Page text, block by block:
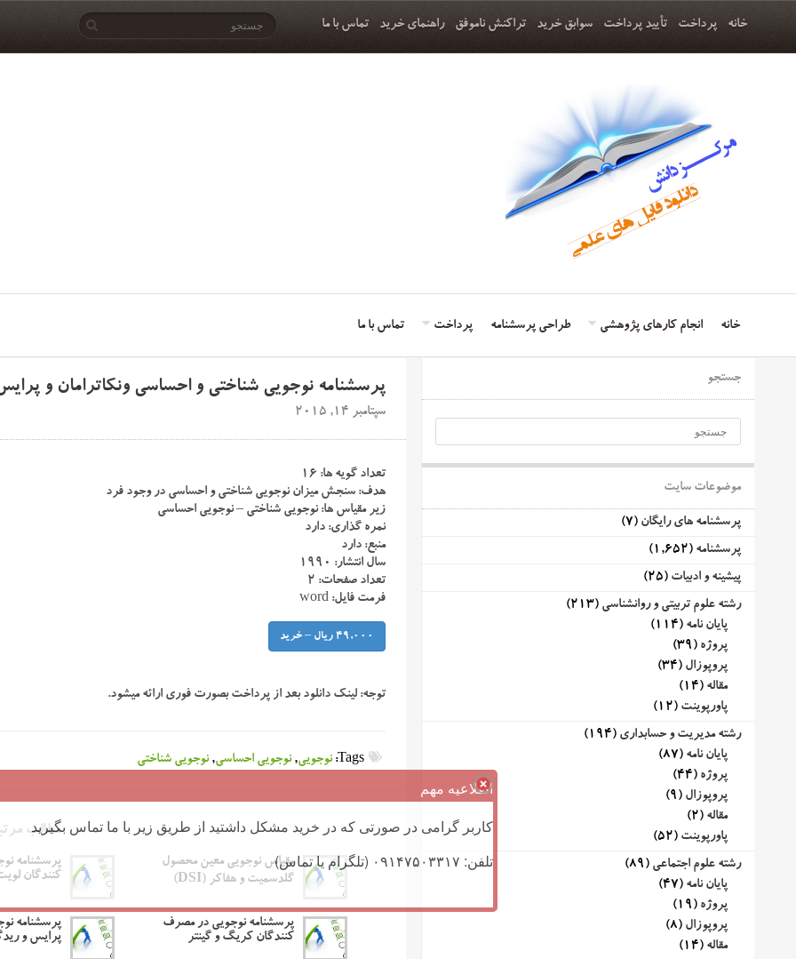
خانه پرداخت تأیید پرداخت سوابق خرید تراکنش ناموفق راهنمای خرید تماس با ما
خانه انجام کارهای پژوهشی طراحی پرسشنامه پرداخت تماس با ما
پرسشنامه نوجویی شناختی و احساسی ونکاترامان و
سپتامبر 14, 2015
تعداد گویه ها: ۱۶
هدف: سنجش میزان نوجویی شناختی و احساسی در وجود فرد
زیر مقیاس ها: نوجویی شناختی – نوجویی احساسی
نمره گذاری: دارد
منبع: دارد
سال انتشار: ۱۹۹۰
تعداد صفحات: ۲
فرمت فایل: word
49,000 ریال – خرید
توجه: لینک دانلود بعد از پرداخت بصورت فوری ارائه میشود.
نوجویی,نوجویی احساسی,نوجویی شناختی
مطالب
مقیاس نوجویی معین محصول
گلدسمیت و هفاکر (DSI)
پرسشنامه
کنندگان
پرسشنامه نوجویی در مصرف
کنندگان کریگ و گینتر
پرسشنامه
پرایس و
جستجو
موضوعات سایت
پرسشنامه های رایگان (7)
پرسشنامه (1,652)
پیشینه و ادبیات (25)
رشته علوم تربیتی و روانشناسی (213)
پایان نامه (114)
پروژه (39)
پروپوزال (34)
مقاله (14)
پاورپوینت (12)
رشته مدیریت و حسابداری (194)
پایان نامه (87)
پروژه (44)
پروپوزال (9)
مقاله (2)
پاورپوینت (52)
رشته علوم اجتماعی (89)
پایان نامه (47)
پروژه (19)
پروپوزال (8)
مقاله (14)
اطلاعیه مهم
کاربر گرامی در صورتی که در خرید مشکل داشتید از طریق زیر با ما تماس بگیرید
تلفن: ۰۹۱۴۷۵۰۳۳۱۷ (تلگرام یا تماس)